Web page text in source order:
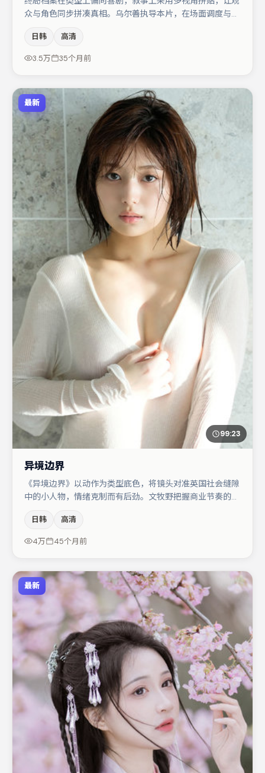
众与角色同步拼凑真相。乌尔善执导本片，在场面调度与表
括周迅、木村拓哉、廖凡等，角色动机前后呼应，适合喜欢
抠台词与伏笔的观众。若你偏爱强类型与清晰主线，这部作
日韩 高清
3.5万 35个月前
最新
99:23
异境边界
《异境边界》以动作为类型底色，将镜头对准英国社会缝隙
中的小人物，情绪克制而有后劲。文牧野把握商业节奏的同
包括张颂文、金高银、亚当·德赖弗等，角色动机前后呼
应，适合喜欢抠台词与伏笔的观众。整体完成度较高，适合
日韩 高清
4万 45个月前
最新